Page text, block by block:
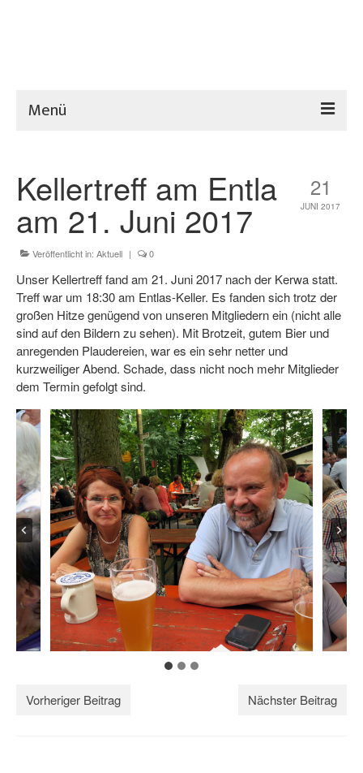
Menü
Verein
Hütte
Sport
Aktuelles
Termine
Downloads
21
JUNI 2017
Kellertreff am Entla
am 21. Juni 2017
Veröffentlicht in: Aktuell | 0
Unser Kellertreff fand am 21. Juni 2017 nach der Kerwa statt.
Treff war um 18:30 am Entlas-Keller. Es fanden sich trotz der
großen Hitze genügend von unseren Mitgliedern ein (nicht alle
sind auf den Bildern zu sehen). Mit Brotzeit, gutem Bier und
anregenden Plaudereien, war es ein sehr netter und
kurzweiliger Abend. Schade, dass nicht noch mehr Mitglieder
dem Termin gefolgt sind.
Vorheriger Beitrag Nächster Beitrag